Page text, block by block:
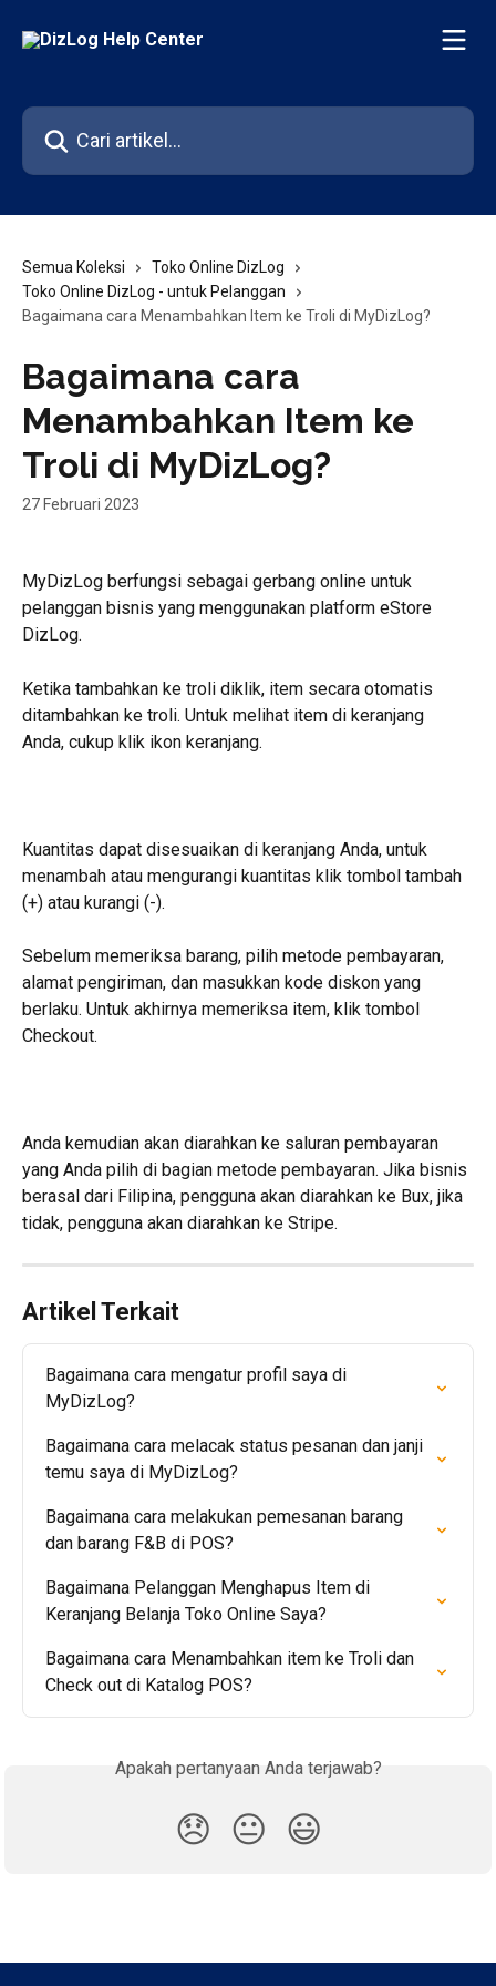
Cari artikel...
Semua Koleksi
Toko Online DizLog
Toko Online DizLog - untuk Pelanggan
Bagaimana cara Menambahkan Item ke Troli di MyDizLog?
Bagaimana cara
Menambahkan Item ke
Troli di MyDizLog?
27 Februari 2023
MyDizLog berfungsi sebagai gerbang online untuk
pelanggan bisnis yang menggunakan platform eStore
DizLog.
Ketika tambahkan ke troli diklik, item secara otomatis
ditambahkan ke troli. Untuk melihat item di keranjang
Anda, cukup klik ikon keranjang.
Kuantitas dapat disesuaikan di keranjang Anda, untuk
menambah atau mengurangi kuantitas klik tombol tambah
(+) atau kurangi (-).
Sebelum memeriksa barang, pilih metode pembayaran,
alamat pengiriman, dan masukkan kode diskon yang
berlaku. Untuk akhirnya memeriksa item, klik tombol
Checkout.
Anda kemudian akan diarahkan ke saluran pembayaran
yang Anda pilih di bagian metode pembayaran. Jika bisnis
berasal dari Filipina, pengguna akan diarahkan ke Bux, jika
tidak, pengguna akan diarahkan ke Stripe.
Artikel Terkait
Bagaimana cara mengatur profil saya di
MyDizLog?
Bagaimana cara melacak status pesanan dan janji
temu saya di MyDizLog?
Bagaimana cara melakukan pemesanan barang
dan barang F&B di POS?
Bagaimana Pelanggan Menghapus Item di
Keranjang Belanja Toko Online Saya?
Bagaimana cara Menambahkan item ke Troli dan
Check out di Katalog POS?
Apakah pertanyaan Anda terjawab?
😞 😐 😃